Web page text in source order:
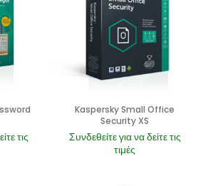
τις
Kaspersky Small Office
Security XS
Συνδεθείτε για να δείτε τις
τιμές